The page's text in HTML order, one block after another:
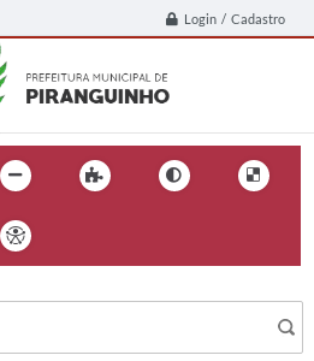
Login / Cadastro